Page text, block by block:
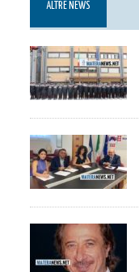
ALTRE NEWS